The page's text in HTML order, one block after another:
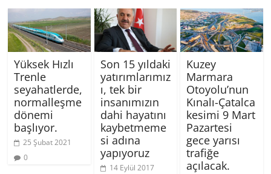
Yüksek Hızlı
Trenle
seyahatlerde,
normalleşme
dönemi
başlıyor.
25 Şubat 2021
0
Son 15 yıldaki
yatırımlarımız
ı, tek bir
insanımızın
dahi hayatını
kaybetmeme
si adına
yapıyoruz
14 Eylül 2017
Kuzey
Marmara
Otoyolu’nun
Kınalı-Çatalca
kesimi 9 Mart
Pazartesi
gece yarısı
trafiğe
açılacak.